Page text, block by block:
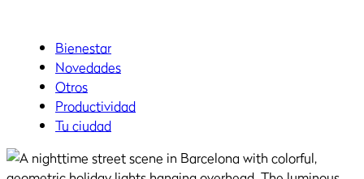
Bienestar
Novedades
Otros
Productividad
Tu ciudad